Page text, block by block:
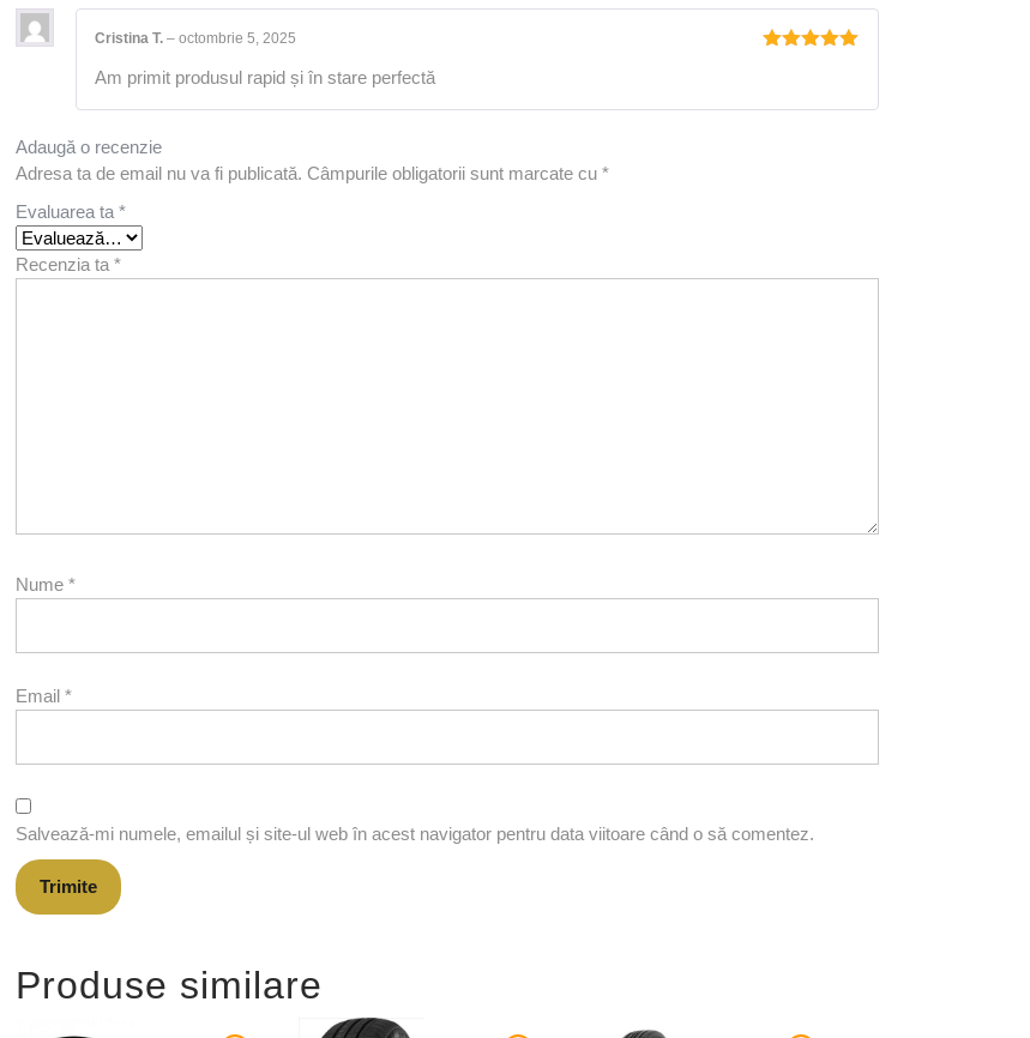
Cristina T. – octombrie 5, 2025
Am primit produsul rapid și în stare perfectă
Adaugă o recenzie
Adresa ta de email nu va fi publicată. Câmpurile obligatorii sunt marcate cu *
Evaluarea ta *
Recenzia ta *
Nume *
Email *
Salvează-mi numele, emailul și site-ul web în acest navigator pentru data viitoare când o să comentez.
Produse similare